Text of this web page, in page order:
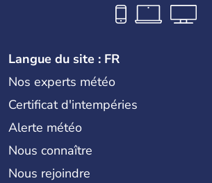
Langue du site : FR
Nos experts météo
Certificat d'intempéries
Alerte météo
Nous connaître
Nous rejoindre